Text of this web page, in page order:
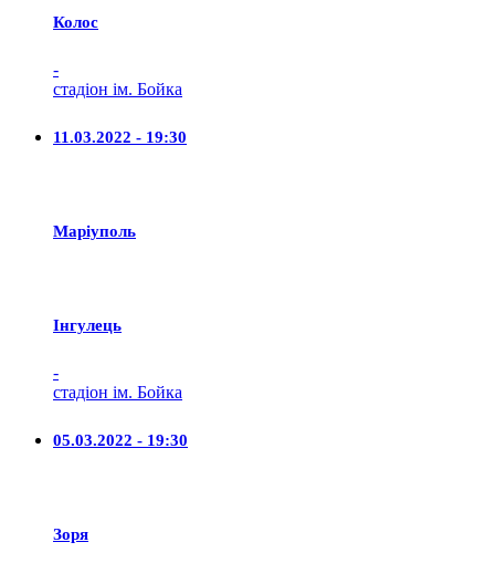
Колос
-
стадіон ім. Бойка
11.03.2022 - 19:30
Маріуполь
Iнгулець
-
стадіон ім. Бойка
05.03.2022 - 19:30
Зоря